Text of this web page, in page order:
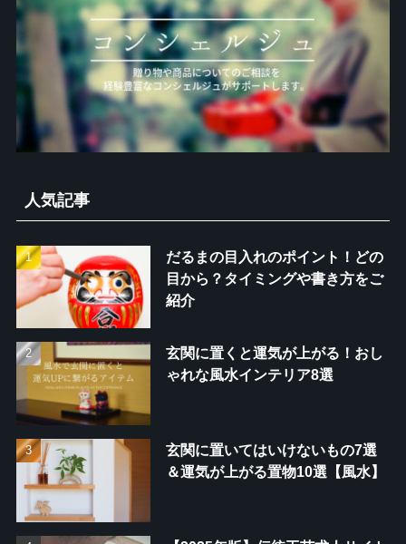
人気記事
だるまの目入れのポイント！どの
目から？タイミングや書き方をご
紹介
玄関に置くと運気が上がる！おし
ゃれな風水インテリア8選
玄関に置いてはいけないもの7選
＆運気が上がる置物10選【風水】